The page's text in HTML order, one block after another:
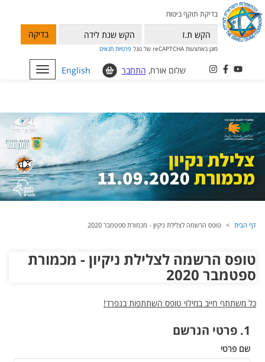
בדיקת תוקף ביטוח
בדיקה
מוגן באמצעות reCAPTCHA של גוגל פרטיות תנאים
Toggle
navigation
English שלום אורח, התחבר
דף הבית טופס הרשמה לצלילת ניקיון - מכמורת ספטמבר 2020
טופס הרשמה לצלילת ניקיון - מכמורת
ספטמבר 2020
כל משתתף חייב במילוי טופס השתתפות בנפרד!
1. פרטי הנרשם
שם פרטי